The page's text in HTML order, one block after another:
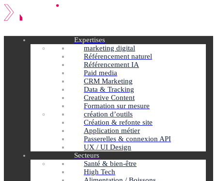
Expertises
marketing digital
Référencement naturel
Référencement IA
Paid media
CRM Marketing
Data & Tracking
Creative Content
Formation sur mesure
création d’outils
Création & refonte site
Application métier
Passerelles & connexion API
UX / UI Design
Secteurs
Santé & bien-être
High Tech